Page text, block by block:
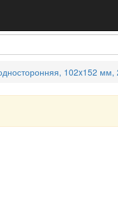
102x152 мм,